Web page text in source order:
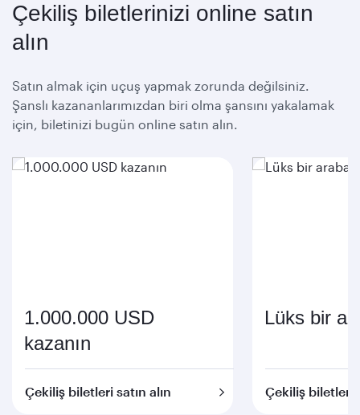
Çekiliş biletlerinizi online satın
alın
Satın almak için uçuş yapmak zorunda değilsiniz.
Şanslı kazananlarımızdan biri olma şansını yakalamak
için, biletinizi bugün online satın alın.
1.000.000 USD
kazanın
Çekiliş biletleri satın alın
Lüks bir
Çekiliş biletleri